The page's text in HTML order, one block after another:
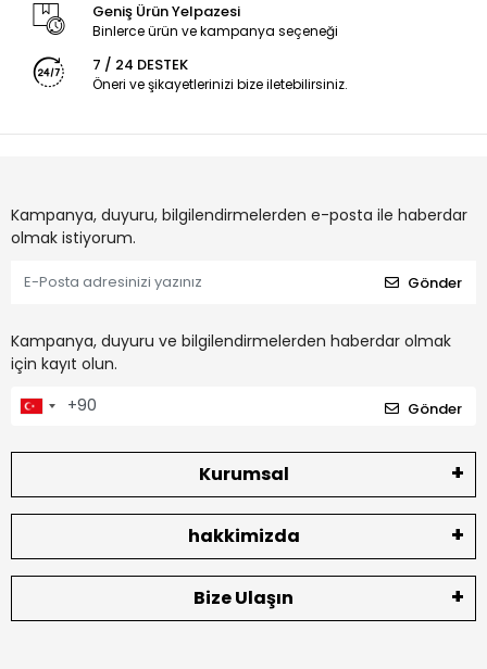
Geniş Ürün Yelpazesi
Binlerce ürün ve kampanya seçeneği
7 / 24 DESTEK
Öneri ve şikayetlerinizi bize iletebilirsiniz.
Kampanya, duyuru, bilgilendirmelerden e-posta ile haberdar
olmak istiyorum.
Gönder
Kampanya, duyuru ve bilgilendirmelerden haberdar olmak
için kayıt olun.
Gönder
Kurumsal
hakkimizda
Bize Ulaşın